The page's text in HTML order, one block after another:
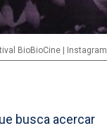
BioBioCine | Instagram
busca acercar